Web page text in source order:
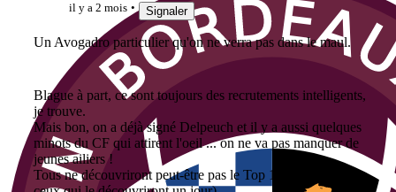
il y a 2 mois Signaler
Un Avogadro particulier qu'on ne verra pas dans le maul.
Blague à part, ce sont toujours des recrutements intelligents,
je trouve.
Mais bon, on a déjà signé Delpeuch et il y a aussi quelques
minots du CF qui attirent l'oeil ... on ne va pas manquer de
jeunes ailiers !
Tous ne découvriront peut-être pas le Top 14 à l'UBB (pour